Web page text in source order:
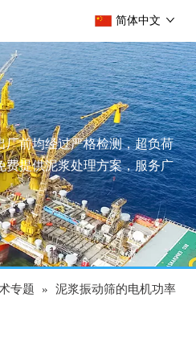
简体中文
厂前均经过严格检测，超负荷
费提供泥浆处理方案，服务广
专题 » 泥浆振动筛的电机功率